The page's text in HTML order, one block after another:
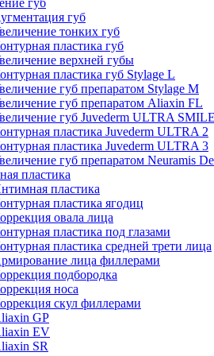
губ
губ
тонких губ
пластика губ
верхней губы
пластика губ Stylage L
губ препаратом Stylage M
губ препаратом Aliaxin FL
губ Juvederm ULTRA
пластика Juvederm ULTRA 2
пластика Juvederm ULTRA 3
губ препаратом Neuramis
пластика
пластика
пластика ягодиц
овала лица
пластика под глазами
пластика средней трети лица
лица филлерами
подбородка
носа
скул филлерами
GP
EV
SR